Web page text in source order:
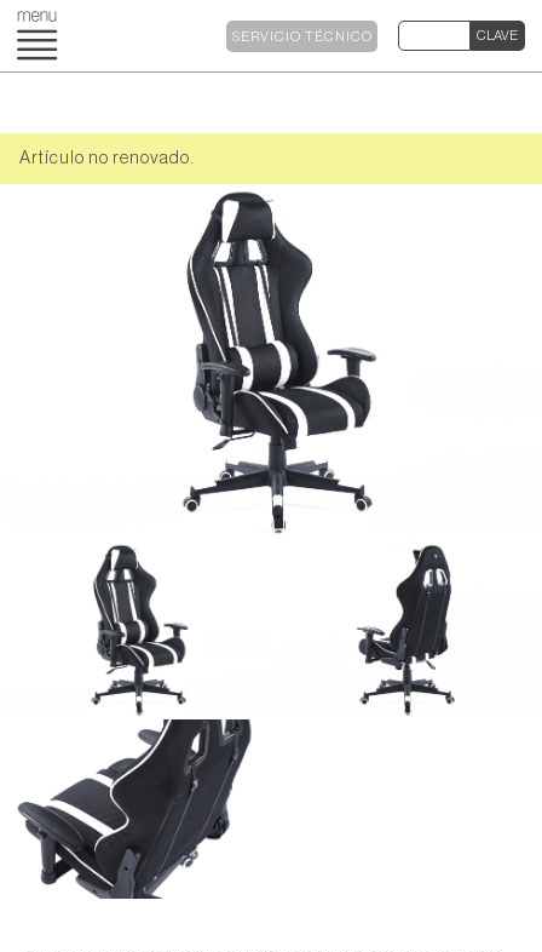
SERVICIO TÉCNICO
Artículo no renovado.